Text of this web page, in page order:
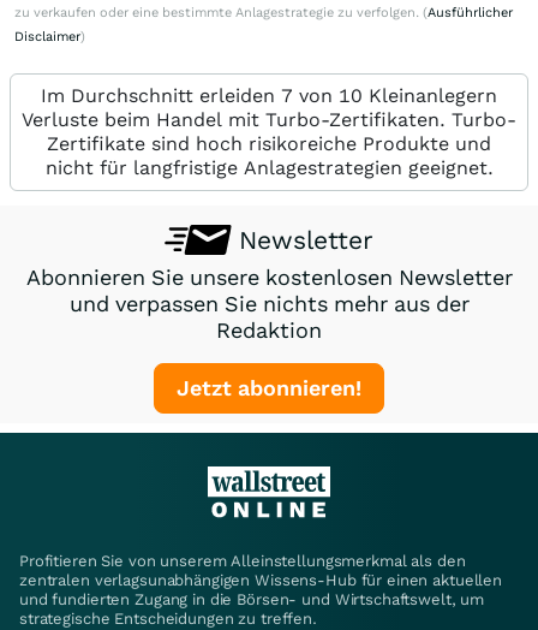
zu verkaufen oder eine bestimmte Anlagestrategie zu verfolgen. (Ausführlicher
Disclaimer)
Im Durchschnitt erleiden 7 von 10 Kleinanlegern
Verluste beim Handel mit Turbo-Zertifikaten. Turbo-
Zertifikate sind hoch risikoreiche Produkte und
nicht für langfristige Anlagestrategien geeignet.
Newsletter
Abonnieren Sie unsere kostenlosen Newsletter
und verpassen Sie nichts mehr aus der
Redaktion
Jetzt abonnieren!
Profitieren Sie von unserem Alleinstellungsmerkmal als den
zentralen verlagsunabhängigen Wissens-Hub für einen aktuellen
und fundierten Zugang in die Börsen- und Wirtschaftswelt, um
strategische Entscheidungen zu treffen.